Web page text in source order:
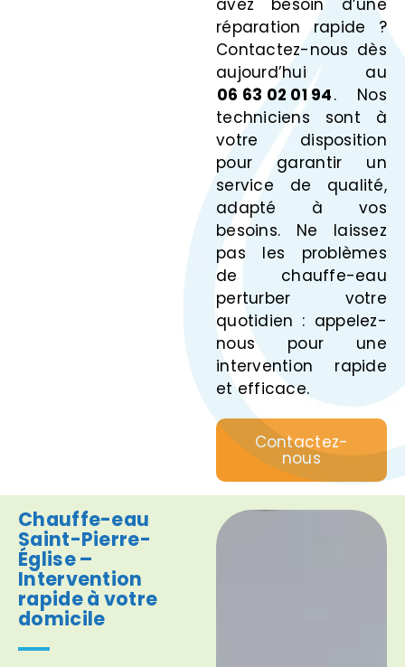
réparation rapide ?
Contactez-nous dès
aujourd’hui au
06 63 02 01 94. Nos
techniciens sont à
votre disposition
pour garantir un
service de qualité,
adapté à vos
besoins. Ne laissez
pas les problèmes
de chauffe-eau
perturber votre
quotidien : appelez-
nous pour une
intervention rapide
et efficace.
Contactez-
nous
Chauffe-eau
Saint-Pierre-
Église –
Intervention
rapide à votre
domicile